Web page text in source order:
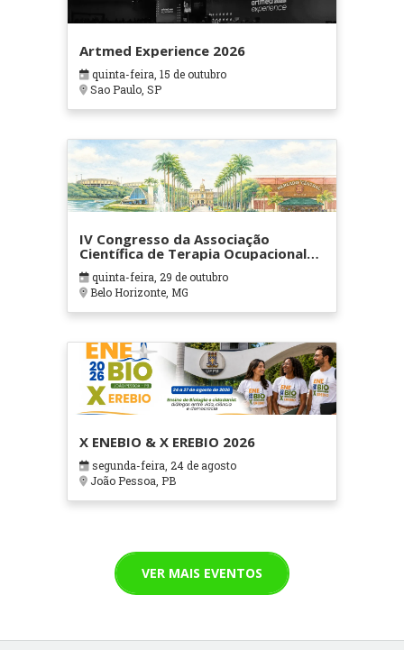
Artmed Experience 2026
quinta-feira, 15 de outubro
Sao Paulo, SP
IV Congresso da Associação
Científica de Terapia Ocupacional
em Contextos Hospitalares e
Cuidados Paliativos - ATOHOSP
quinta-feira, 29 de outubro
Belo Horizonte, MG
X ENEBIO & X EREBIO 2026
segunda-feira, 24 de agosto
João Pessoa, PB
VER MAIS EVENTOS